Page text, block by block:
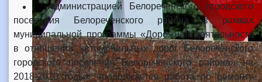
Администрацией Белореченского городского
поселения Белореченского района в рамках
муниципальной программы «Дорожная деятельность
в отношении автомобильных дорог Белореченского
городского поселения Белореченского района» на
2018-2020 годы» продолжается работа по ремонту